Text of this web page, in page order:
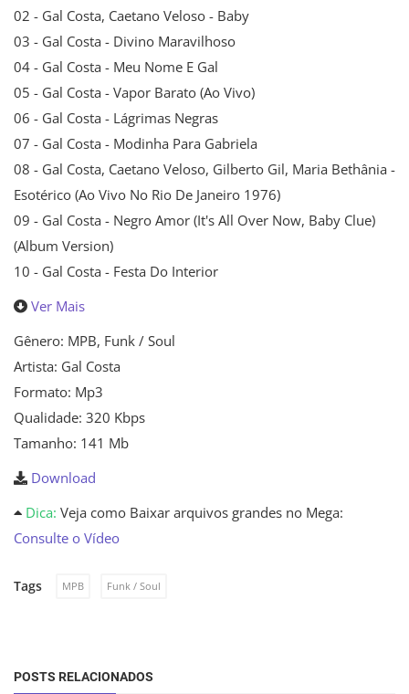
02 - Gal Costa, Caetano Veloso - Baby
03 - Gal Costa - Divino Maravilhoso
04 - Gal Costa - Meu Nome E Gal
05 - Gal Costa - Vapor Barato (Ao Vivo)
06 - Gal Costa - Lágrimas Negras
07 - Gal Costa - Modinha Para Gabriela
08 - Gal Costa, Caetano Veloso, Gilberto Gil, Maria Bethânia -
Esotérico (Ao Vivo No Rio De Janeiro 1976)
09 - Gal Costa - Negro Amor (It's All Over Now, Baby Clue)
(Album Version)
10 - Gal Costa - Festa Do Interior
Ver Mais
Gênero: MPB, Funk / Soul
Artista: Gal Costa
Formato: Mp3
Qualidade: 320 Kbps
Tamanho: 141 Mb
Download
Dica: Veja como Baixar arquivos grandes no Mega:
Consulte o Vídeo
Tags MPB Funk / Soul
POSTS RELACIONADOS